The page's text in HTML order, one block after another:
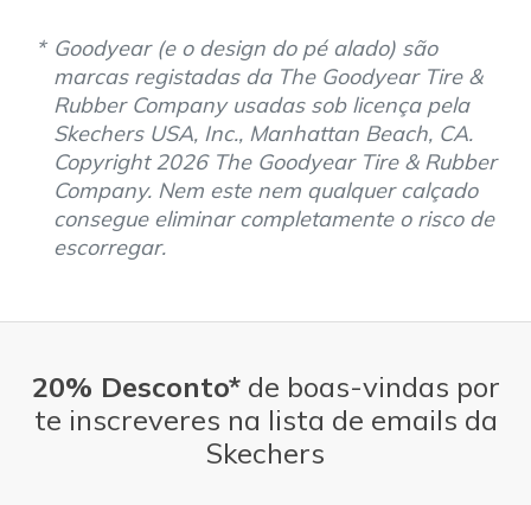
Goodyear (e o design do pé alado) são
marcas registadas da The Goodyear Tire &
Rubber Company usadas sob licença pela
Skechers USA, Inc., Manhattan Beach, CA.
Copyright 2026 The Goodyear Tire & Rubber
Company. Nem este nem qualquer calçado
consegue eliminar completamente o risco de
escorregar.
20% Desconto*de boas-vindas por
te inscreveres na lista de emails da
Skechers